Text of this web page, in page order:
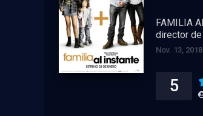
FAMILIA
director de
Nov. 13, 2018
5